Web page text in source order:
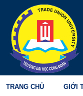
TRANG CHỦ GIỚI